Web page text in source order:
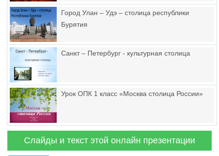
Город Улан – Удэ – столица республики
Бурятия
Санкт – Петербург - культурная столица
Урок ОПК 1 класс «Москва столица России»
Слайды и текст этой онлайн презентации